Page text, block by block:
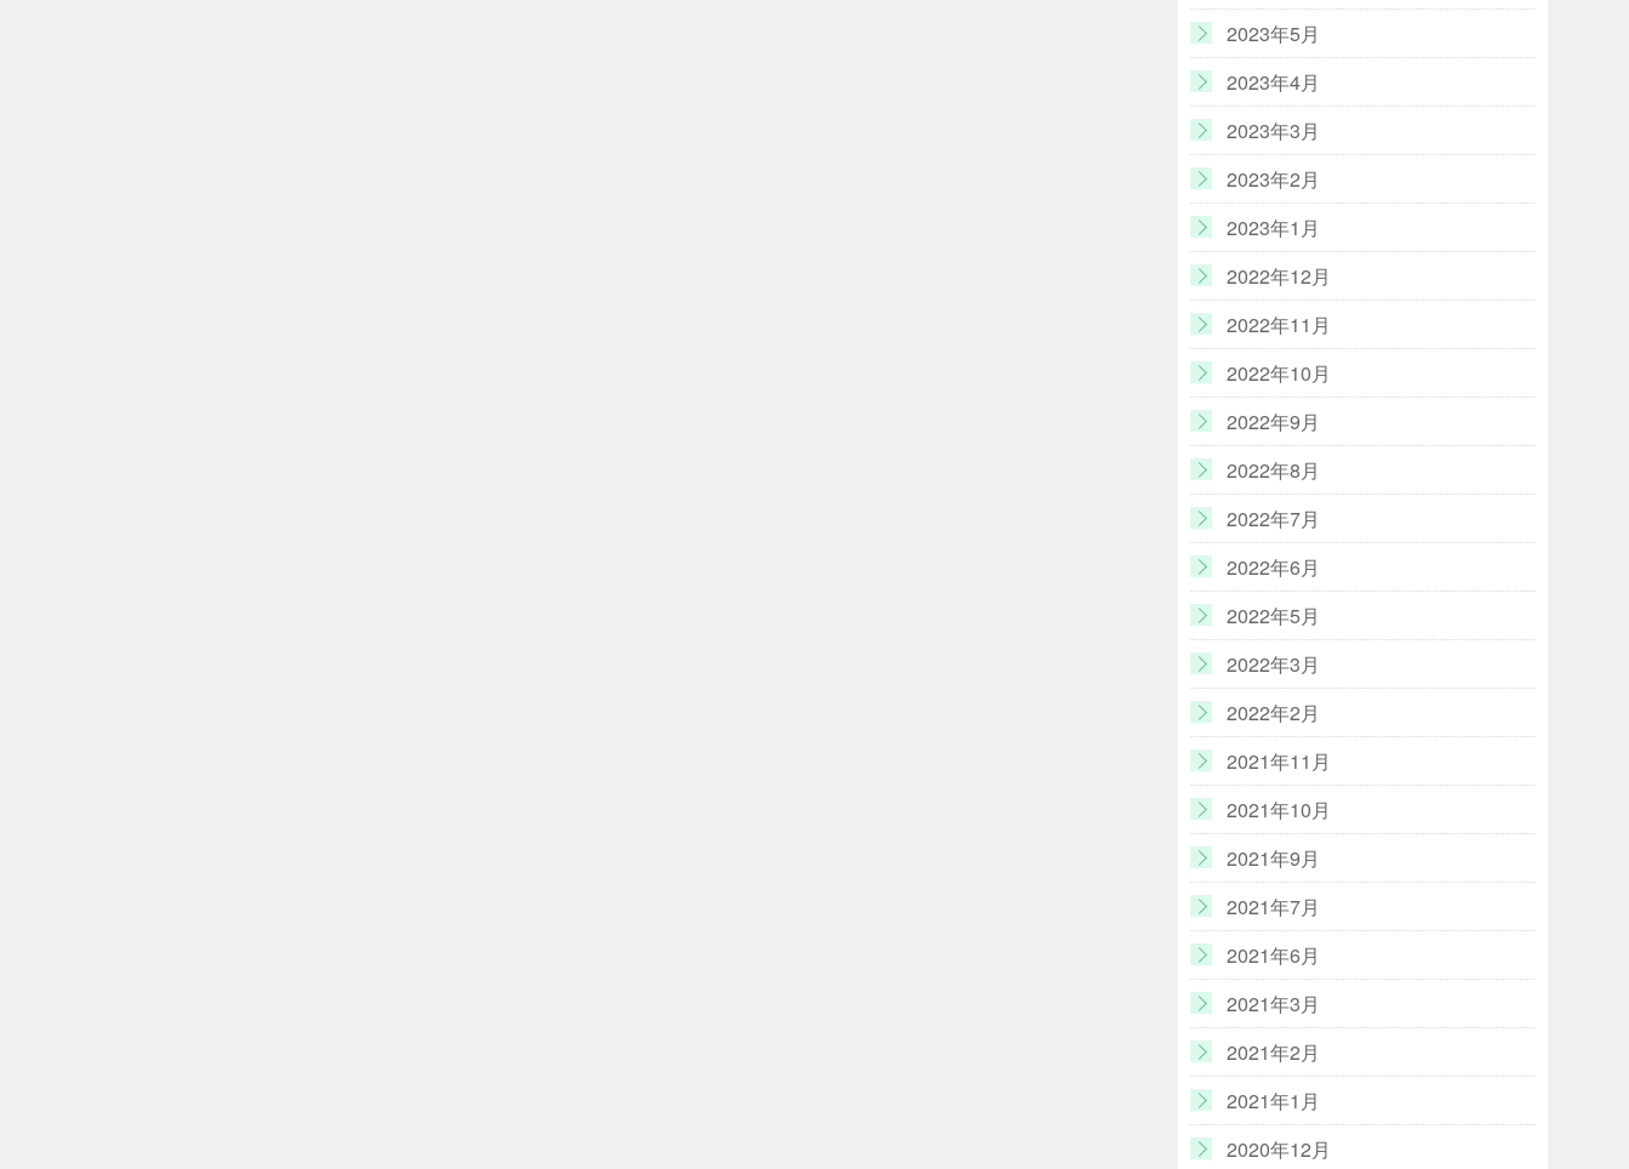
2023年5月
2023年4月
2023年3月
2023年2月
2023年1月
2022年12月
2022年11月
2022年10月
2022年9月
2022年8月
2022年7月
2022年6月
2022年5月
2022年3月
2022年2月
2021年11月
2021年10月
2021年9月
2021年7月
2021年6月
2021年3月
2021年2月
2021年1月
2020年12月